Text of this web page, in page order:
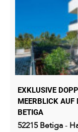
EXKLUSIVE
MEERBLICK
BETIGA
52215 Betiga-